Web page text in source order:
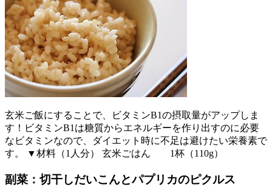
玄米ご飯にすることで、ビタミンB1の摂取量がアップしま
す！ビタミンB1は糖質からエネルギーを作り出すのに必要
なビタミンなので、ダイエット時に不足は避けたい栄養素で
す。 ▼材料（1人分） 玄米ごはん 1杯（110g）
副菜：切干しだいこんとパプリカのピクルス